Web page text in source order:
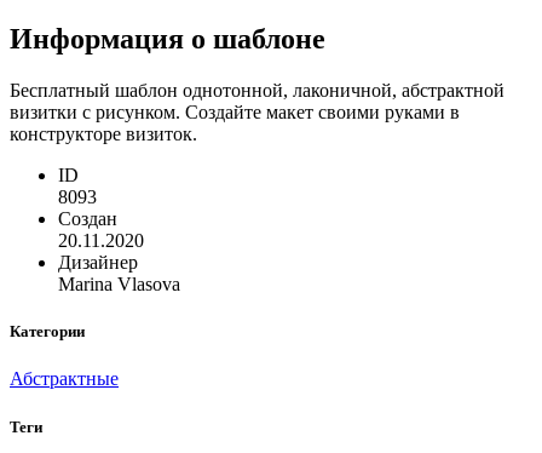
Информация о шаблоне
Бесплатный шаблон однотонной, лаконичной, абстрактной
визитки с рисунком. Создайте макет своими руками в
конструкторе визиток.
ID
8093
Создан
20.11.2020
Дизайнер
Marina Vlasova
Категории
Абстрактные
Теги